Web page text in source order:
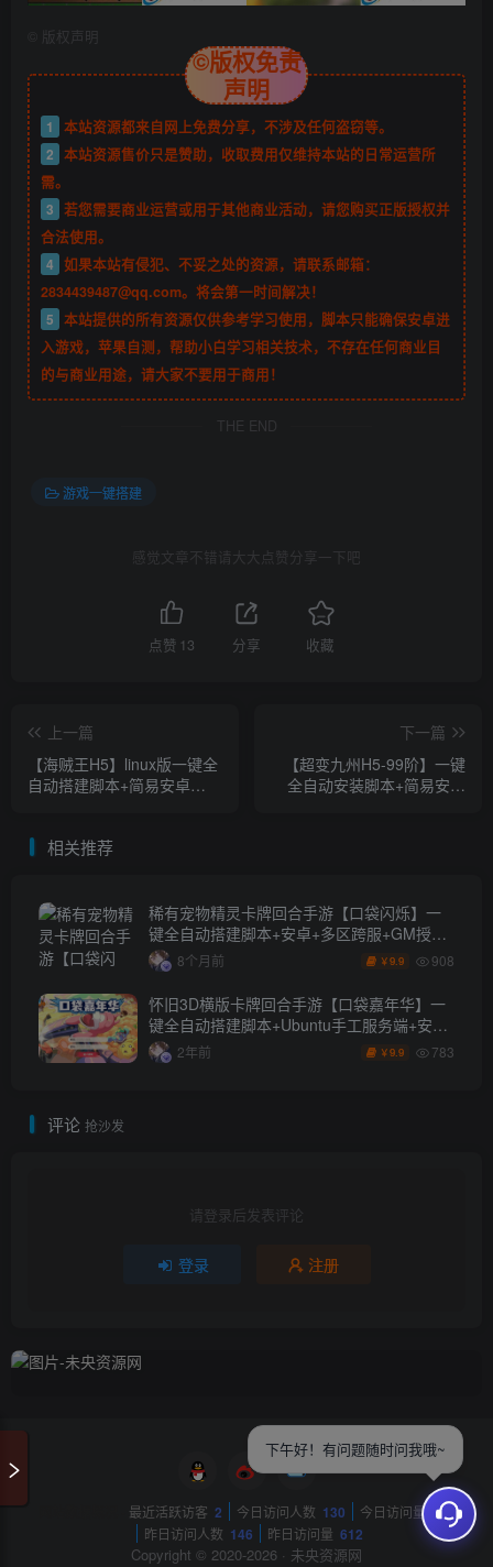
版权声明
©版权免责
声明
1
本站资源都来自网上免费分享，不涉及任何盗窃等。
2 本站资源售价只是赞助，收取费用仅维持本站的日常运营所
需。
3 若您需要商业运营或用于其他商业活动，请您购买正版授权并
合法使用。
4 如果本站有侵犯、不妥之处的资源，请联系邮箱：
2834439487@qq.com。将会第一时间解决！
5 本站提供的所有资源仅供参考学习使用，脚本只能确保安卓进
入游戏，苹果自测，帮助小白学习相关技术，不存在任何商业目
的与商业用途，请大家不要用于商用！
THE END
游戏一键搭建
感觉文章不错请大大点赞分享一下吧
点赞 13 分享 收藏
上一篇
【海贼王H5】linux版一键全
自动搭建脚本+简易安卓
细搭建教程
下一篇
【超变九州H5-99阶】一键
全自动安装脚本+简易安卓
相关推荐
稀有宠物精灵卡牌回合手游【口袋闪烁】一
键全自动搭建脚本+安卓+多区跨服+GM授权
后台8个月前 ￥9.9 908
怀旧3D横版卡牌回合手游【口袋嘉年华】一
键全自动搭建脚本+Ubuntu手工服务端+安卓
苹果双端+网页注册+管理后台+GM授权后台
+详细搭建教程
2年前 ￥9.9 783
评论 抢沙发
请登录后发表评论
登录 注册
最近活跃访客 2 今日访问人数 130 今日访问量 404
昨日访问人数 146 昨日访问量 612
Copyright © 2020-2026 · 未央资源网
下午好！有问题随时问我哦~